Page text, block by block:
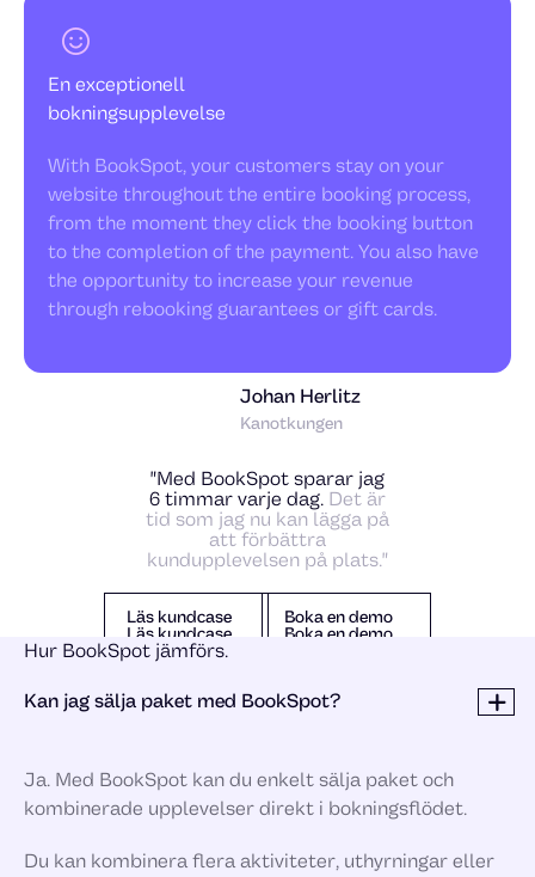
En exceptionell
bokningsupplevelse
With BookSpot, your customers stay on your
website throughout the entire booking process,
from the moment they click the booking button
to the completion of the payment. You also have
the opportunity to increase your revenue
through rebooking guarantees or gift cards.
Johan Herlitz
Kanotkungen
"Med BookSpot sparar jag
6 timmar varje dag. Det är
tid som jag nu kan lägga på
att förbättra
kundupplevelsen på plats."
Läs kundcase
Läs kundcase
Läs kundcase
Boka en demo
Boka en demo
Boka en demo
Hur BookSpot jämförs.
Kan jag sälja paket med BookSpot?
Ja. Med BookSpot kan du enkelt sälja paket och
kombinerade upplevelser direkt i bokningsflödet.
Du kan kombinera flera aktiviteter, uthyrningar eller